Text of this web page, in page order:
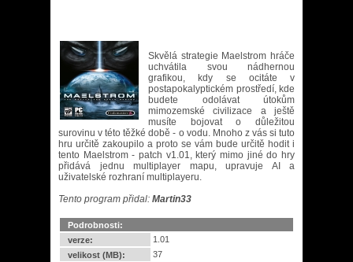
Skvělá strategie Maelstrom hráče
uchvátila svou nádhernou
grafikou, kdy se ocitáte v
postapokalyptickém prostředí, kde
budete odolávat útokům
mimozemské civilizace a ještě
musíte bojovat o důležitou
surovinu v této těžké době - o vodu. Mnoho z vás si tuto
hru určitě zakoupilo a proto se vám bude určitě hodit i
tento Maelstrom - patch v1.01, který mimo jiné do hry
přidává jednu multiplayer mapu, upravuje AI a
uživatelské rozhraní multiplayeru.
Tento program přidal: Martin33
Podrobnosti:
verze:
1.01
velikost (MB):
37